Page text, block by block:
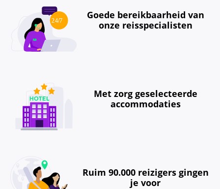
Goede bereikbaarheid van
onze reisspecialisten
Met zorg geselecteerde
accommodaties
Ruim 90.000 reizigers gingen
je voor